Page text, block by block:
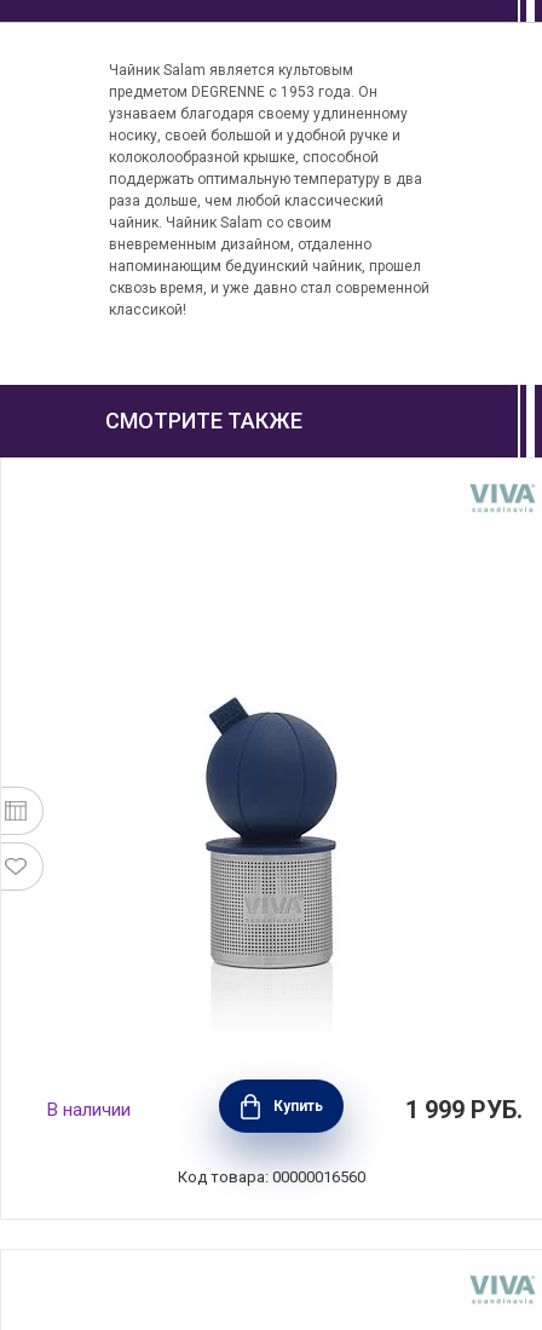
Чайник Salam является культовым
предметом DEGRENNE с 1953 года. Он
узнаваем благодаря своему удлиненному
носику, своей большой и удобной ручке и
колоколообразной крышке, способной
поддержать оптимальную температуру в два
раза дольше, чем любой классический
чайник. Чайник Salam со своим
вневременным дизайном, отдаленно
напоминающим бедуинский чайник, прошел
сквозь время, и уже давно стал современной
классикой!
СМОТРИТЕ ТАКЖЕ
Ситечко для заваривания чая "Поплавок"
8х3,8 см, материал нержавеющая сталь +
силикон, Viva Scandinavia, Дания, V77652
В наличии Купить 1 999 РУБ.
Код товара: 00000016560